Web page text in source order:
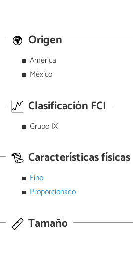
Origen
América
México
Clasificación FCI
Grupo IX
Características físicas
Fino
Proporcionado
Tamaño